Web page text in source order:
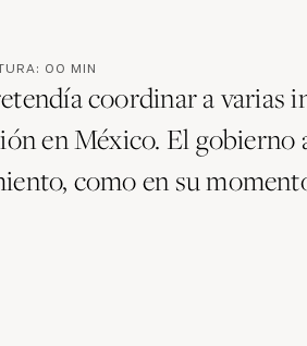
00 MIN
coordinar a varias
en México. El gobierno
como en su